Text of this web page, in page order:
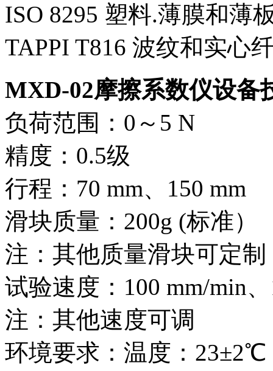
ISO 8295 塑料.薄膜和薄
TAPPI T816 波纹和实心
MXD-02摩擦系数仪设备
负荷范围：0～5 N
精度：0.5级
行程：70 mm、150 mm
滑块质量：200g (标准）
注：其他质量滑块可定制
试验速度：100 mm/min
注：其他速度可调
环境要求：温度：23±2℃